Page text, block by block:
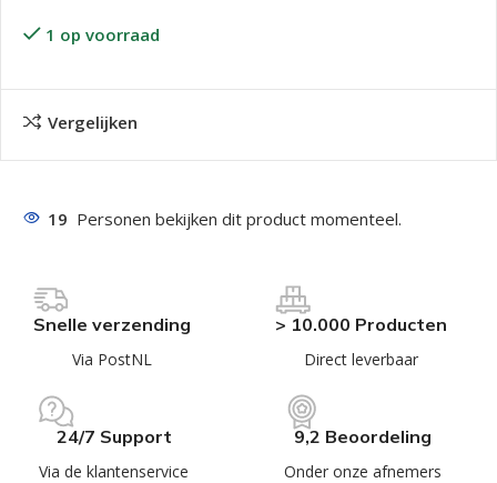
1 op voorraad
Vergelijken
19 Personen bekijken dit product momenteel.
Snelle verzending
Via PostNL
> 10.000 Producten
Direct leverbaar
24/7 Support
Via de klantenservice
9,2 Beoordeling
Onder onze afnemers